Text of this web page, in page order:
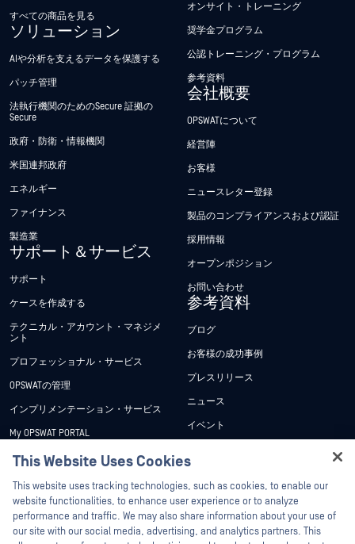
すべての商品を見る
ソリューション
AIや分析を支えるデータを保護する
パッチ管理
法執行機関のためのSecure 証拠の
Secure
政府・防衛・情報機関
米国連邦政府
エネルギー
ファイナンス
製造業
サポート＆サービス
サポート
ケースを作成する
テクニカル・アカウント・マネジメ
ント
プロフェッショナル・サービス
OPSWATの管理
インプリメンテーション・サービス
My OPSWAT PORTAL
技術文書
トレーニング
脆弱性対策プログラム
パートナー
オンサイト・トレーニング
奨学金プログラム
公認トレーニング・プログラム
参考資料
会社概要
OPSWATについて
経営陣
お客様
ニュースレター登録
製品のコンプライアンスおよび認証
採用情報
オープンポジション
お問い合わせ
参考資料
ブログ
お客様の成功事例
プレスリリース
ニュース
イベント
ホワイトペーパー
無料ツール
This Website Uses Cookies
This website uses tracking technologies, such as cookies, to enable our
website functionalities, to enhance user experience or to analyze
performance and traffic. We may also share information about your use of
our site with our social media, advertising, and analytics partners. This
Hey there!
I'm Ozzy, your OPSWAT virtual assistant.
How can I help you secure what's critical
today?